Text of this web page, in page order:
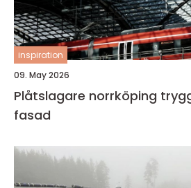
inspiration
09. May 2026
Plåtslagare norrköping trygg plåt på tak och
fasad